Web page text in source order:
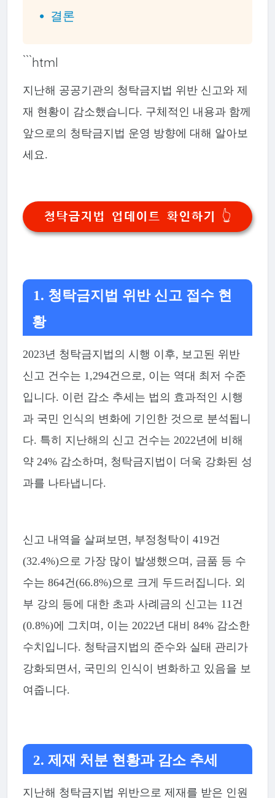
결론
```html
지난해 공공기관의 청탁금지법 위반 신고와 제
재 현황이 감소했습니다. 구체적인 내용과 함께
앞으로의 청탁금지법 운영 방향에 대해 알아보
세요.
청탁금지법 업데이트 확인하기 👆
1. 청탁금지법 위반 신고 접수 현
황
2023년 청탁금지법의 시행 이후, 보고된 위반
신고 건수는 1,294건으로, 이는 역대 최저 수준
입니다. 이런 감소 추세는 법의 효과적인 시행
과 국민 인식의 변화에 기인한 것으로 분석됩니
다. 특히 지난해의 신고 건수는 2022년에 비해
약 24% 감소하며, 청탁금지법이 더욱 강화된 성
과를 나타냅니다.
신고 내역을 살펴보면, 부정청탁이 419건
(32.4%)으로 가장 많이 발생했으며, 금품 등 수
수는 864건(66.8%)으로 크게 두드러집니다. 외
부 강의 등에 대한 초과 사례금의 신고는 11건
(0.8%)에 그치며, 이는 2022년 대비 84% 감소한
수치입니다. 청탁금지법의 준수와 실태 관리가
강화되면서, 국민의 인식이 변화하고 있음을 보
여줍니다.
2. 제재 처분 현황과 감소 추세
지난해 청탁금지법 위반으로 제재를 받은 인원